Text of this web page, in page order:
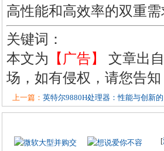
高性能和高效率的双重需
关键词：
本文为 【广告】
文章出
场，如有侵权，请您告
上一篇： 英特尔9880H处理器：性能与创新的
[